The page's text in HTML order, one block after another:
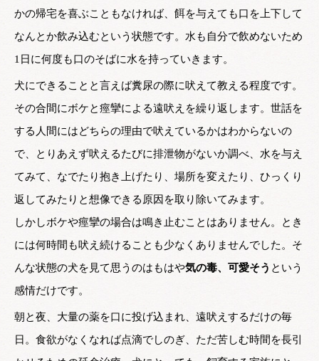
かの帰宅を喜ぶこともなければ、餌を与えても口を上下して
なんとか飲み込むという状態です。水も自分で飲めないため
1日に何度も口のそばに水を持っていきます。
犬にできることと言えば糞尿の際に吠えて教える程度です。
その合間にボケと痙攣による遠吠えを繰り返します。世話を
する人間にはどちらの理由で吠えているかはわからないの
で、とりあえず吠えるたびに排泄物がないか調べ、水を与え
てみて、なでたり抱き上げたり、場所を変えたり、ひっくり
返してみたりと想像できる原因を取り除いてみます。
しかしボケや痙攣の場合は鳴き止むことはありません。とき
には何時間も吠え続けることも少なくありませんでした。そ
んな状態の犬を見て思うのはもはや気の毒、可愛そう という
感情だけです。
朝と夜、大量の薬を口に投げ込まれ、遠吠えするだけの毎
日。食欲がなくなれば点滴でしのぎ、ただ苦しむ時間を長引